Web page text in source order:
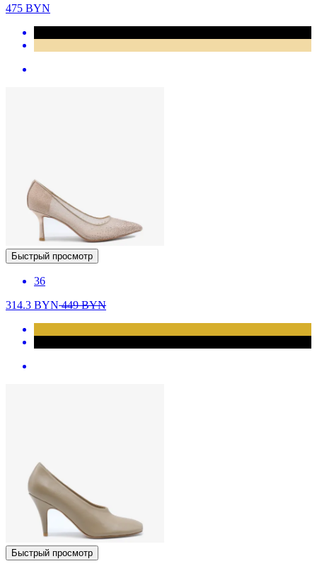
475 BYN
Быстрый просмотр
36
314.3 BYN449BYN
Быстрый просмотр